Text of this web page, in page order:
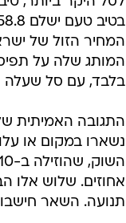
המותג שלה על
בלבד, עם סל שעלה
התגובה האמיתית
נשארו במקום או
אחוזים. שלוש אלו
תנועה. השאר